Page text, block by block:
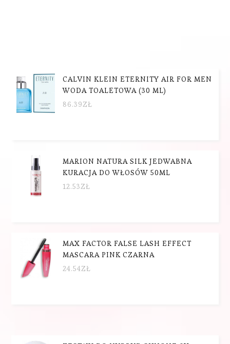
CALVIN KLEIN ETERNITY AIR FOR MEN
WODA TOALETOWA (30 ML)
86.39ZŁ
MARION NATURA SILK JEDWABNA
KURACJA DO WŁOSÓW 50ML
12.53ZŁ
MAX FACTOR FALSE LASH EFFECT
MASCARA PINK CZARNA
24.54ZŁ